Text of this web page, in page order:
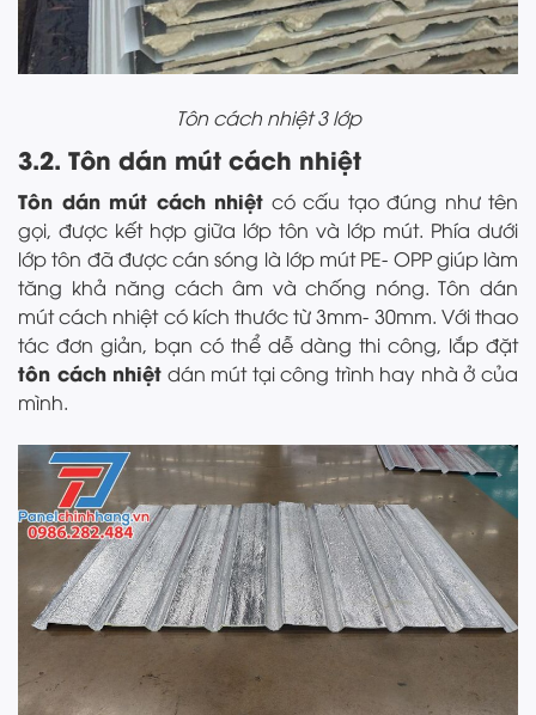
Tôn cách nhiệt 3 lớp
3.2. Tôn dán mút cách nhiệt
Tôn dán mút cách nhiệt có cấu tạo đúng như tên
gọi, được kết hợp giữa lớp tôn và lớp mút. Phía dưới
lớp tôn đã được cán sóng là lớp mút PE- OPP giúp làm
tăng khả năng cách âm và chống nóng. Tôn dán
mút cách nhiệt có kích thước từ 3mm- 30mm. Với thao
tác đơn giản, bạn có thể dễ dàng thi công, lắp đặt
tôn cách nhiệt dán mút tại công trình hay nhà ở của
mình.